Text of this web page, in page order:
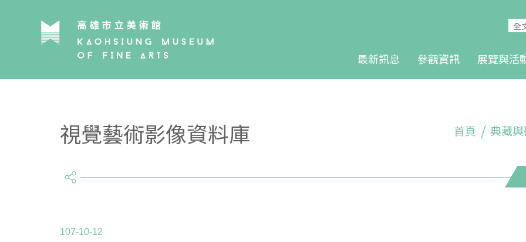
最新訊息 參觀資訊 展覽與活
視覺藝術影像資料庫 首頁 典藏
share
107-10-12